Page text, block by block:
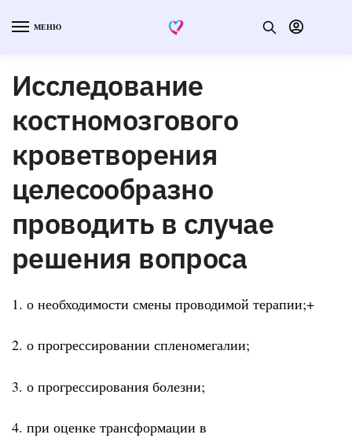
МЕНЮ
Исследование
костномозгового
кроветворения
целесообразно
проводить в случае
решения вопроса
1. о необходимости смены проводимой терапии;+
2. о прогрессировании спленомегалии;
3. о прогрессирования болезни;
4. при оценке трансформации в